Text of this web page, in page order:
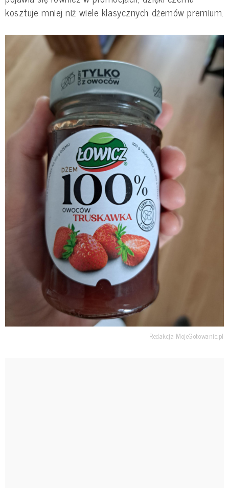
kosztuje mniej niż wiele klasycznych dżemów premium.
Redakcja MojeGotowanie.pl